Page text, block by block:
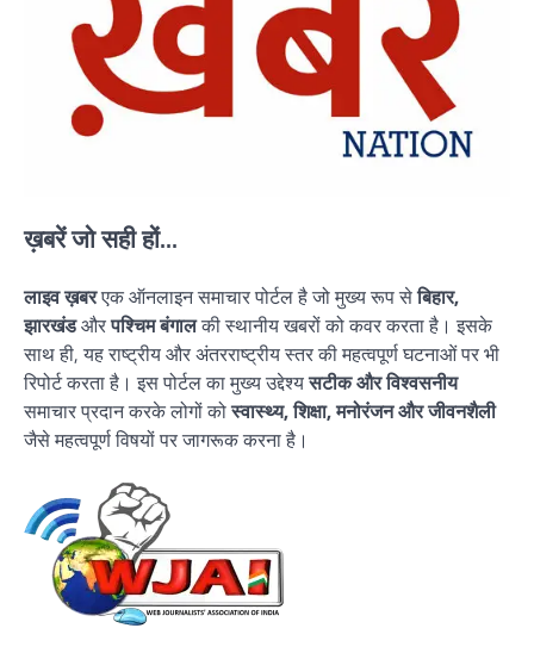
ख़बरें जो सही हों...
लाइव ख़बरएक ऑनलाइन समाचार पोर्टल है जो मुख्य रूप सेबिहार,
झारखंडऔरपश्चिम बंगालकी स्थानीय खबरों को कवर करता है। इसके
साथ ही, यह राष्ट्रीय और अंतरराष्ट्रीय स्तर की महत्वपूर्ण घटनाओं पर भी
रिपोर्ट करता है। इस पोर्टल का मुख्य उद्देश्यसटीक और विश्वसनीय
समाचार प्रदान करके लोगों कोस्वास्थ्य, शिक्षा, मनोरंजन और जीवनशैली
जैसे महत्वपूर्ण विषयों पर जागरूक करना है।